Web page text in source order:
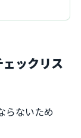
ックリス
らないため